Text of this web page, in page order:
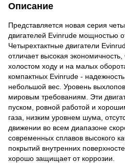
Описание
Представляется новая серия
двигателей Evinrude мощностью
Четырехтактные двигатели
отличает высокая
холостом ходу и на малых
компактных Evinrude -
небольшой вес. Уровень
мировым требованиям. Эти
пуском, ровной работой и
газа, низким уровнем шума,
движении во всем диапазоне
современных сплавов высокого
покрытий внутренних
хорошо защищает от коррозии.